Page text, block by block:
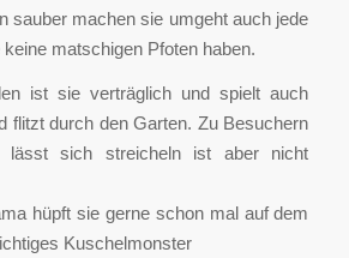
sauber machen sie umgeht auch jede
matschigen Pfoten haben.
ist sie verträglich und spielt auch
flitzt durch den Garten. Zu Besuchern
sich streicheln ist aber nicht
hüpft sie gerne schon mal auf dem
Kuschelmonster